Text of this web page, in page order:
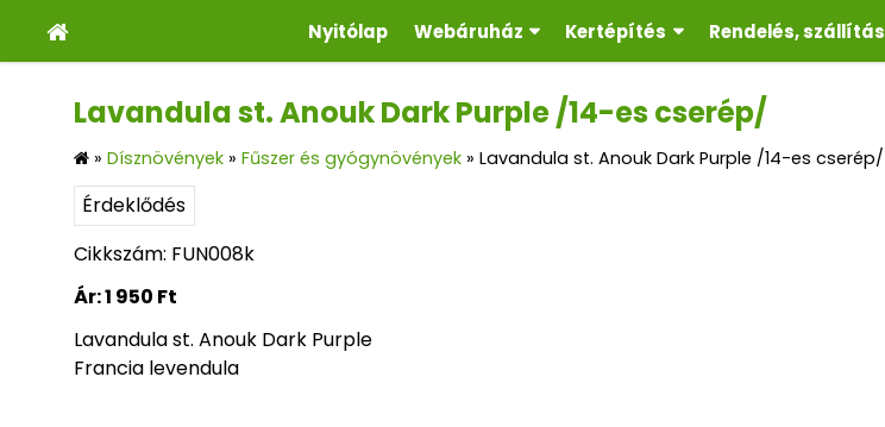
Nyitólap Webáruház Kertépítés Rendelés, szállítás
Lavandula st. Anouk Dark Purple /14-es cserép/
» Dísznövények » Fűszer és gyógynövények » Lavandula st. Anouk Dark Purple /14-es cserép/
Érdeklődés
Cikkszám: FUN008k
Ár:1 950 Ft
Lavandula st. Anouk Dark Purple
Francia levendula